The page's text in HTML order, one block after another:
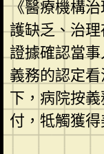
《醫療機構
護缺乏、治
證據確認當
義務的認定
下，病院按
付，牴觸獲得